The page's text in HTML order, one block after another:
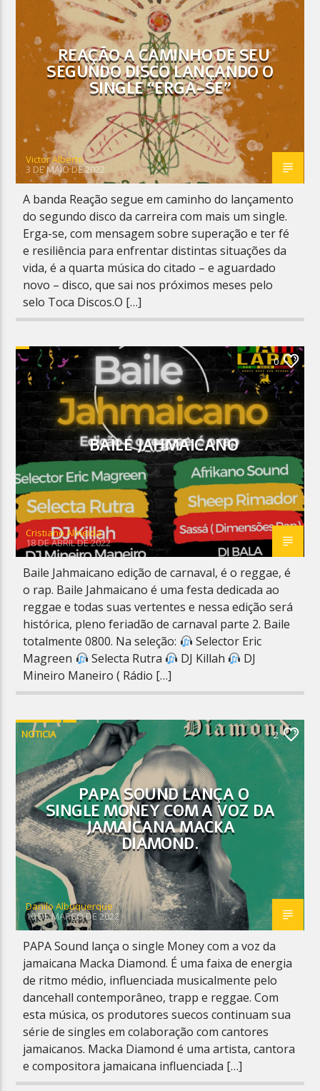
Planeta Reggae
REAÇÃO A CAMINHO DE SEU
SEGUNDO DISCO LANÇANDO O
SINGLE “ERGA-SE”
Victor Alberto
3 DE MAIO DE 2022
A banda Reação segue em caminho do lançamento
do segundo disco da carreira com mais um single.
Erga-se, com mensagem sobre superação e ter fé
e resiliência para enfrentar distintas situações da
vida, é a quarta música do citado – e aguardado
novo – disco, que sai nos próximos meses pelo
selo Toca Discos.O […]
0
BAILE JAHMAICANO
Cristiano Almeida
18 DE ABRIL DE 2022
Baile Jahmaicano edição de carnaval, é o reggae, é
o rap. Baile Jahmaicano é uma festa dedicada ao
reggae e todas suas vertentes e nessa edição será
histórica, pleno feriadão de carnaval parte 2. Baile
totalmente 0800. Na seleção:
Selector Eric
Magreen
Selecta Rutra DJ Killah
DJ
Mineiro Maneiro ( Rádio […]
NOTICIA 2
PAPA SOUND LANÇA O
SINGLE MONEY COM A VOZ DA
JAMAICANA MACKA
DIAMOND.
Danilo Albuquerque
10 DE MARÇO DE 2022
PAPA Sound lança o single Money com a voz da
jamaicana Macka Diamond. É uma faixa de energia
de ritmo médio, influenciada musicalmente pelo
dancehall contemporâneo, trapp e reggae. Com
esta música, os produtores suecos continuam sua
série de singles em colaboração com cantores
jamaicanos. Macka Diamond é uma artista, cantora
e compositora jamaicana influenciada […]